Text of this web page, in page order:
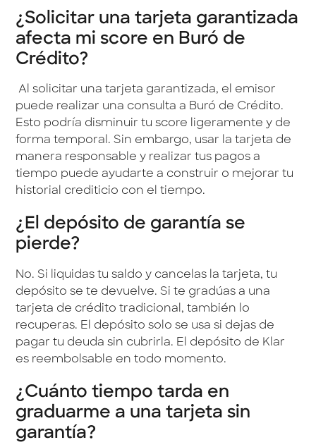
¿Solicitar una tarjeta garantizada
afecta mi score en Buró de
Crédito?
Al solicitar una tarjeta garantizada, el emisor
puede realizar una consulta a Buró de Crédito.
Esto podría disminuir tu score ligeramente y de
forma temporal. Sin embargo, usar la tarjeta de
manera responsable y realizar tus pagos a
tiempo puede ayudarte a construir o mejorar tu
historial crediticio con el tiempo.
¿El depósito de garantía se
pierde?
No. Si liquidas tu saldo y cancelas la tarjeta, tu
depósito se te devuelve. Si te gradúas a una
tarjeta de crédito tradicional, también lo
recuperas. El depósito solo se usa si dejas de
pagar tu deuda sin cubrirla. El depósito de Klar
es reembolsable en todo momento.
¿Cuánto tiempo tarda en
graduarme a una tarjeta sin
garantía?